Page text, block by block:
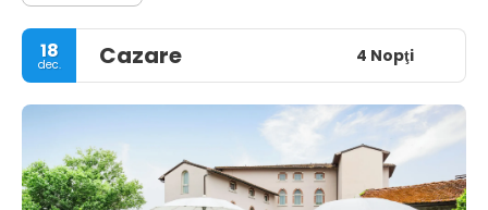
18
dec. Cazare 4 Nopţi